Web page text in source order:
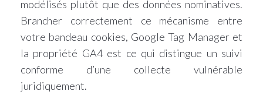
modélisés plutôt que des données nominatives.
Brancher correctement ce mécanisme entre
votre bandeau cookies, Google Tag Manager et
la propriété GA4 est ce qui distingue un suivi
conforme d’une collecte vulnérable
juridiquement.